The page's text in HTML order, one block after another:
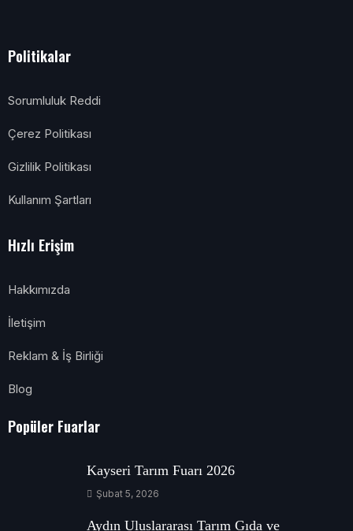
Politikalar
Sorumluluk Reddi
Çerez Politikası
Gizlilik Politikası
Kullanım Şartları
Hızlı Erişim
Hakkımızda
İletişim
Reklam & İş Birliği
Blog
Popüler Fuarlar
Kayseri Tarım Fuarı 2026
Şubat 5, 2026
Aydın Uluslararası Tarım Gıda ve